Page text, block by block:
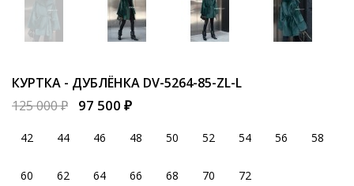
КУРТКА - ДУБЛЁНКА DV-5264-85-ZL-L
125 000 ₽
97 500 ₽
42 44 46 48 50 52 54 56 58
60 62 64 66 68 70 72